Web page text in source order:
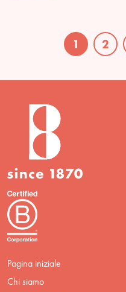
1 2
Pagina iniziale
Chi siamo